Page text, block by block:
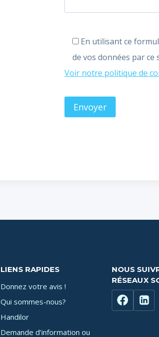
En utilisant ce
de vos données par
Voir notre politique de
LIENS RAPIDES
Donnez votre avis !
Qui sommes-nous?
Handilor
Demande d’information ou
NOUS
RÉSEAUX